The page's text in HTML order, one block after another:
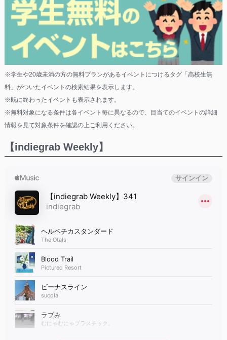
※学生や20歳未満の方の無料プランがあるイベントにつけるタグ「高校生無
料」がついたイベントの検索結果を表示します。
※既に終わったイベントも表示されます。
※無料対象になる条件は各イベント毎に異なるので、目当てのイベントの詳細
情報を見て対象条件を確認の上ご利用ください。
【indiegrab Weekly】